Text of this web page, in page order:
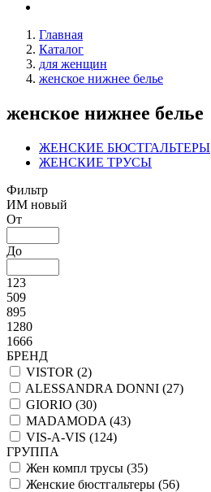
Главная
Каталог
для женщин
женское нижнее белье
женское нижнее белье
ЖЕНСКИЕ БЮСТГАЛЬТЕРЫ
ЖЕНСКИЕ ТРУСЫ
Фильтр
ИМ новый
От
До
123
509
895
1280
1666
БРЕНД
VISTOR (2)
ALESSANDRA DONNI (27)
GIORIO (30)
MADAMODA (43)
VIS-A-VIS (124)
ГРУППА
Жен компл трусы (35)
Женские бюстгальтеры (56)